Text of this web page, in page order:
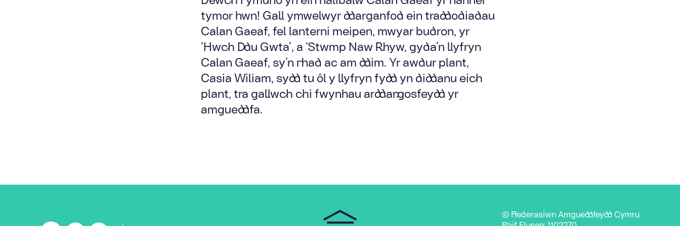
tymor hwn! Gall ymwelwyr ddarganfod ein traddodiadau
Calan Gaeaf, fel lanterni meipen, mwyar budron, yr
‘Hwch Ddu Gwta’, a ‘Stwmp Naw Rhyw, gyda’n llyfryn
Calan Gaeaf, sy’n rhad ac am ddim. Yr awdur plant,
Casia Wiliam, sydd tu ôl y llyfryn fydd yn diddanu eich
plant, tra gallwch chi fwynhau arddangosfeydd yr
amgueddfa.
© Ffederasiwn Amgueddfeydd Cymru